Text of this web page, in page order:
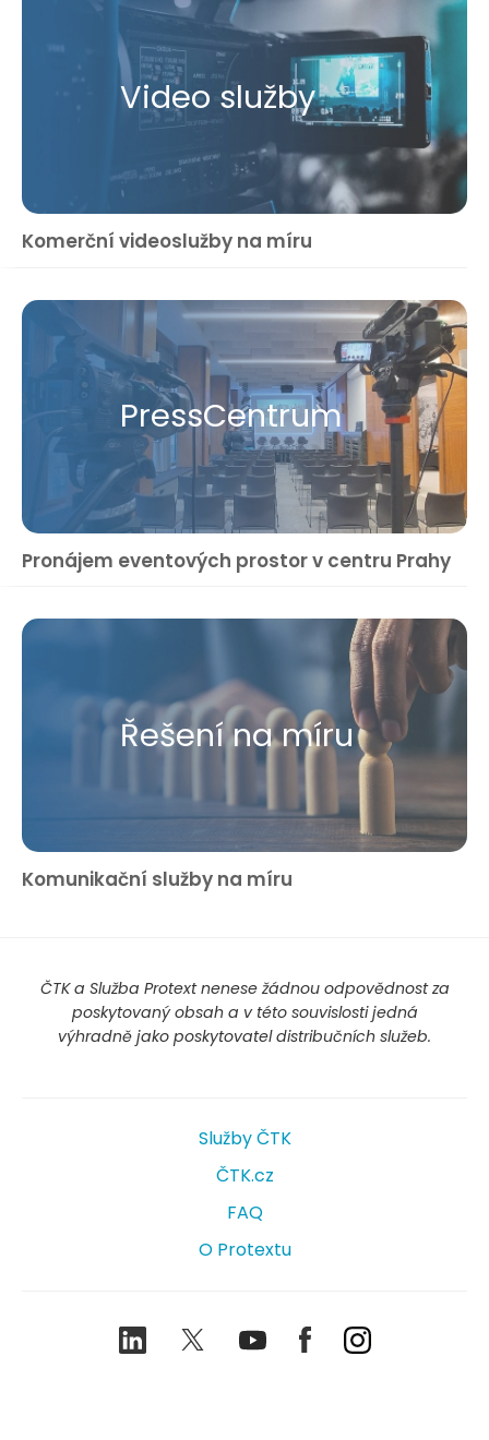
Video služby
Komerční videoslužby na míru
Press​Centrum
Pronájem eventových prostor v centru Prahy
Řešení na míru
Komunikační služby na míru
ČTK a Služba Protext nenese žádnou odpovědnost za
poskytovaný obsah a v této souvislosti jedná
výhradně jako poskytovatel distribučních služeb.
Služby ČTK
ČTK.cz
FAQ
O Protextu
LinkedIn TwitterYoutubeFacebookInstagram